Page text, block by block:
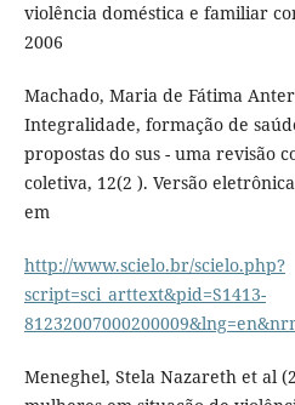
violência doméstica e familiar
2006
Machado, Maria de Fátima
Integralidade, formação de
propostas do sus - uma revisão
coletiva, 12(2 ). Versão
em
http://www.scielo.br/scielo.php?
script=sci_arttext&pid=S1413-
Meneghel, Stela Nazareth et al